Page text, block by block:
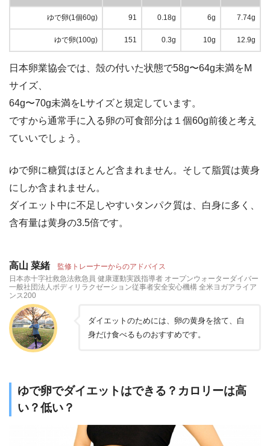
ゆで卵(1個60g) 91 0.18g 6g 7.74g
ゆで卵(100g) 151 0.3g 10g 12.9g
日本卵業協会では、殻の付いた状態で58g〜64g未満をM
サイズ、
64g〜70g未満をLサイズと規定しています。
ですから通常手に入る卵の可食部分は１個60g前後と考え
ていいでしょう。
ゆで卵に糖質はほとんど含まれません。そして脂質は黄身
にしか含まれません。
ダイエット中に不足しやすいタンパク質は、白身に多く、
含有量は黄身の3.5倍です。
高山 菜緒 監修トレーナーからのアドバイス
日本赤十字社救急法救急員 健康運動実践指導者 オープンウォーターダイバー
一般社団法人ボディリラクゼーション従事者安全安心機構 全米ヨガアライア
ンス200
ダイエットのためには、卵の黄身を捨て、白
身だけ食べるものおすすめです。
ゆで卵でダイエットはできる？カロリーは高
い？低い？